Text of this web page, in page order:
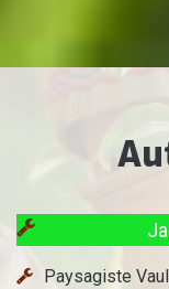
Paysagiste